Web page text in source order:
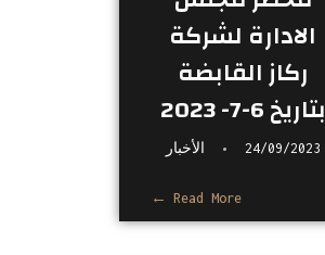
الادارة لشركة
ركاز القابضة
بتاريخ 6-7- 2023
24/09/2023 الأخبار
Read More